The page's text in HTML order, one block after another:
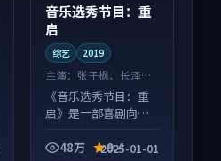
音乐选秀节目：重
启
综艺 2019
主演： 张子枫、长泽雅
美 等
《音乐选秀节目：重
启》是一部喜剧向综
为内核，情感戏份扎
48万 9.4
2025-01-01